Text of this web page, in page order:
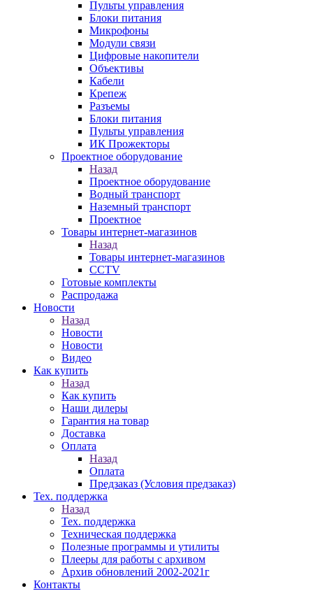
Пульты управления
Блоки питания
Микрофоны
Модули связи
Цифровые накопители
Объективы
Кабели
Крепеж
Разъемы
Блоки питания
Пульты управления
ИК Прожекторы
Проектное оборудование
Назад
Проектное оборудование
Водный транспорт
Наземный транспорт
Проектное
Товары интернет-магазинов
Назад
Товары интернет-магазинов
CCTV
Готовые комплекты
Распродажа
Новости
Назад
Новости
Новости
Видео
Как купить
Назад
Как купить
Наши дилеры
Гарантия на товар
Доставка
Оплата
Назад
Оплата
Предзаказ (Условия предзаказ)
Тех. поддержка
Назад
Тех. поддержка
Техническая поддержка
Полезные программы и утилиты
Плееры для работы с архивом
Архив обновлений 2002-2021г
Контакты